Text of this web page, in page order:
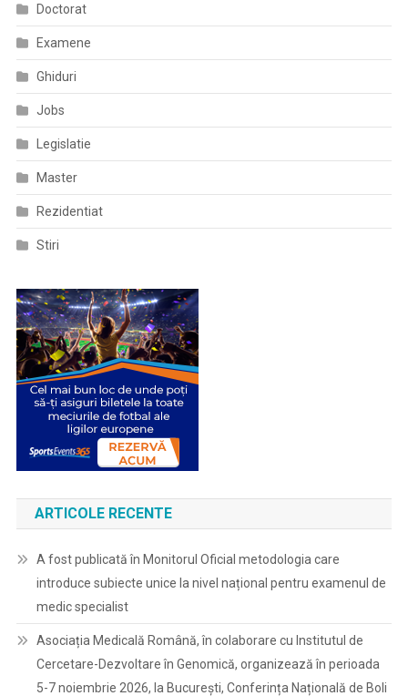
Doctorat
Examene
Ghiduri
Jobs
Legislatie
Master
Rezidentiat
Stiri
ARTICOLE RECENTE
A fost publicată în Monitorul Oficial metodologia care
introduce subiecte unice la nivel național pentru examenul de
medic specialist
Asociația Medicală Română, în colaborare cu Institutul de
Cercetare-Dezvoltare în Genomică, organizează în perioada
5-7 noiembrie 2026, la București, Conferința Națională de Boli